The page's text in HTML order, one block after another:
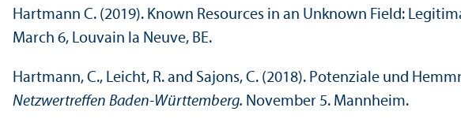
Hartmann C. (2019). Known Resources in an Unknown Field:
March 6, Louvain la Neuve, BE.
Hartmann, C., Leicht, R. and Sajons, C. (2018). Potenziale und
Netzwertreffen Baden-Württemberg. November 5. Mannheim.